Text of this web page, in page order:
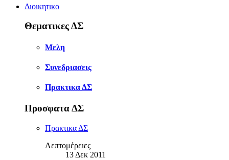
Διοικητικο
Θεματικες ΔΣ
Μελη
Συνεδριασεις
Πρακτικα ΔΣ
Προσφατα ΔΣ
Πρακτικα ΔΣ
Λεπτομέρειες
13 Δεκ 2011